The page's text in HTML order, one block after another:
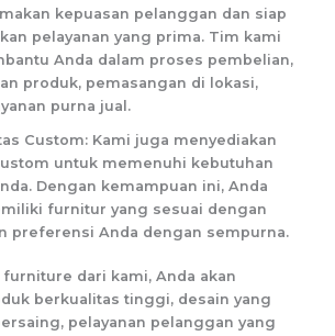
kepuasan pelanggan dan siap
pelayanan yang prima. Tim kami
Anda dalam proses pembelian,
produk, pemasangan di lokasi,
purna jual.
Custom: Kami juga menyediakan
untuk memenuhi kebutuhan
Dengan kemampuan ini, Anda
furnitur yang sesuai dengan
preferensi Anda dengan sempurna.
dari kami, Anda akan
berkualitas tinggi, desain yang
pelayanan pelanggan yang